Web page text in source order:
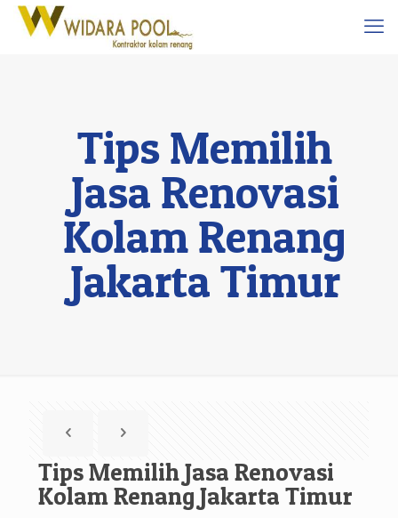
Tips Memilih
Jasa Renovasi
Kolam Renang
Jakarta Timur
Tips Memilih Jasa Renovasi
Kolam Renang Jakarta Timur